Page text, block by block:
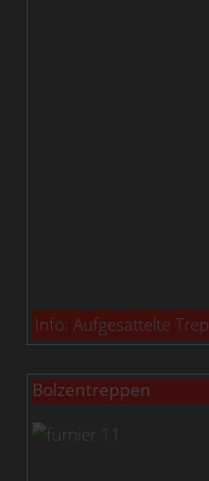
Info: Aufgesattelte
Bolzentreppen